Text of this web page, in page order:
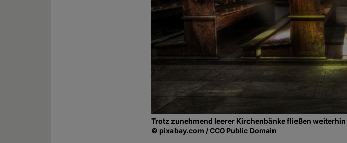
Trotz zunehmend leerer Kirchenbänke fließen
© pixabay.com / CC0 Public Domain